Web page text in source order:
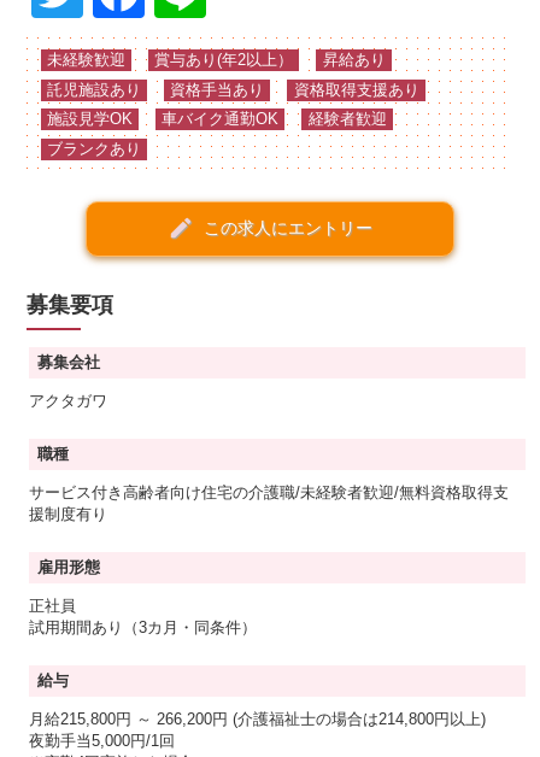
未経験歓迎 賞与あり(年2以上）
昇給あり
託児施設あり
資格手当あり
資格取得支援あり
施設見学OK
車バイク通勤OK
経験者歓迎
ブランクあり
create この求人にエントリー
募集要項
募集会社
アクタガワ
職種
サービス付き高齢者向け住宅の介護職/未経験者歓迎/無料資格取得支
援制度有り
雇用形態
正社員
試用期間あり（3カ月・同条件）
給与
月給215,800円 ～ 266,200円(介護福祉士の場合は214,800円以上)
夜勤手当5,000円/1回